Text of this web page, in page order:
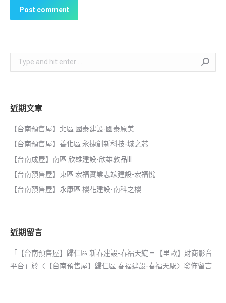
Post comment
Search:
近期文章
【台南預售屋】北區 國泰建設-國泰原美
【台南預售屋】善化區 永捷創新科技-城之芯
【台南成屋】南區 欣雄建設-欣雄敦品III
【台南預售屋】東區 宏福實業志竤建設-宏福悅
【台南預售屋】永康區 櫻花建設-南科之櫻
近期留言
「
【台南預售屋】歸仁區 新春建設-春福天綻 – 【里歐】財商影音
平台 」於〈 【台南預售屋】歸仁區 春福建設-春福天駅〉發佈留言